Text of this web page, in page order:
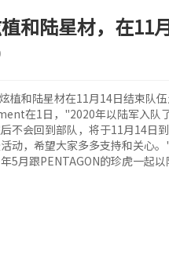
和陆星材，在11
植和陆星材在11月14日结束队
在1日，"2020年以陆军入队
不会回到部队，将于11月14日
动，希望大家多多支持和关心
5月跟PENTAGON的珍虎一起